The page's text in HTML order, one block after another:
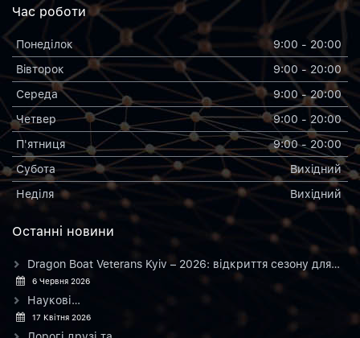
Час роботи
Понеділок
9:00 - 20:00
Вiвторок
9:00 - 20:00
Середа
9:00 - 20:00
Четвер
9:00 - 20:00
П'ятниця
9:00 - 20:00
Субота
Вихiдний
Неділя
Вихiдний
Останнi новини
Dragon Boat Veterans Kyiv – 2026: відкриття сезону для…
6 Червня 2026
Наукові…
17 Квітня 2026